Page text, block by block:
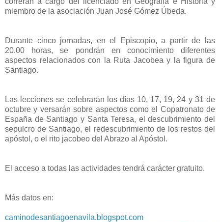
miembro de la asociación Juan José Gómez Úbeda.
Durante cinco jornadas, en el Episcopio, a partir de las
20.00 horas, se pondrán en conocimiento diferentes
aspectos relacionados con la Ruta Jacobea y la figura de
Santiago.
Las lecciones se celebrarán los días 10, 17, 19, 24 y 31 de
octubre y versarán sobre aspectos como el Copatronato de
España de Santiago y Santa Teresa, el descubrimiento del
sepulcro de Santiago, el redescubrimiento de los restos del
apóstol, o el rito jacobeo del Abrazo al Apóstol.
El acceso a todas las actividades tendrá carácter gratuito.
Más datos en:
caminodesantiagoenavila.blogspot.com